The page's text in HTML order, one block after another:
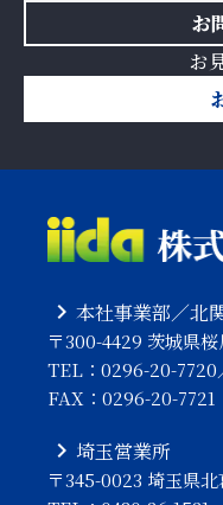
お
お
本社事業部／北
〒300-4429 茨城県
TEL：0296-20-7720
FAX：0296-20-7721
埼玉営業所
〒345-0023 埼玉県